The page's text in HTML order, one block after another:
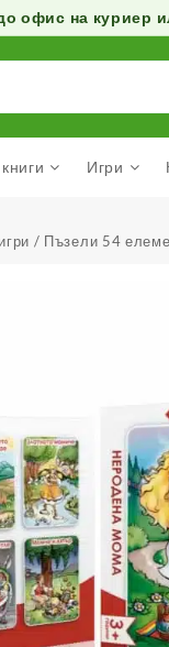
офис на куриер
Игри
/ Пъзели 54